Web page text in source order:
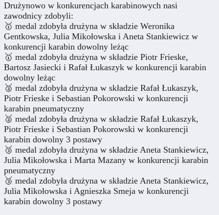
Drużynowo w konkurencjach karabinowych nasi
zawodnicy zdobyli:
🥇 medal zdobyła drużyna w składzie Weronika
Gentkowska, Julia Mikołowska i Aneta Stankiewicz w
konkurencji karabin dowolny leżąc
🥇 medal zdobyła drużyna w składzie Piotr Frieske,
Bartosz Jasiecki i Rafał Łukaszyk w konkurencji karabin
dowolny leżąc
🥈 medal zdobyła drużyna w składzie Rafał Łukaszyk,
Piotr Frieske i Sebastian Pokorowski w konkurencji
karabin pneumatyczny
🥈 medal zdobyła drużyna w składzie Rafał Łukaszyk,
Piotr Frieske i Sebastian Pokorowski w konkurencji
karabin dowolny 3 postawy
🥉 medal zdobyła drużyna w składzie Aneta Stankiewicz,
Julia Mikołowska i Marta Mazany w konkurencji karabin
pneumatyczny
🥉 medal zdobyła drużyna w składzie Aneta Stankiewicz,
Julia Mikołowska i Agnieszka Smeja w konkurencji
karabin dowolny 3 postawy